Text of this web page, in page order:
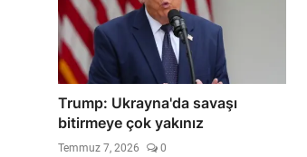
Trump: Ukrayna'da savaşı
bitirmeye çok yakınız
Temmuz 7, 2026 0